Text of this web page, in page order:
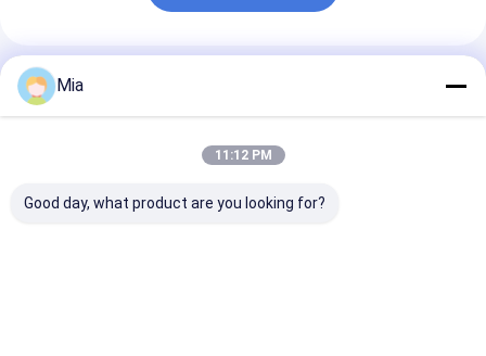
Produits Recommandés
Mia
11:12 PM
Good day, what product are you looking for?